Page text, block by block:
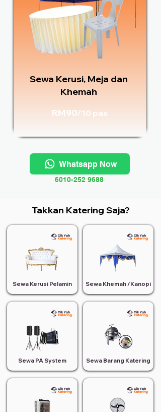
Sewa Kerusi, Meja dan
Khemah
RM90/10 pax
Whatsapp Now
6010-252 9688
Takkan Katering Saja?
Sewa Kerusi Pelamin
Sewa PA System
Sewa Khemah /Kanopi
Sewa Barang Katering